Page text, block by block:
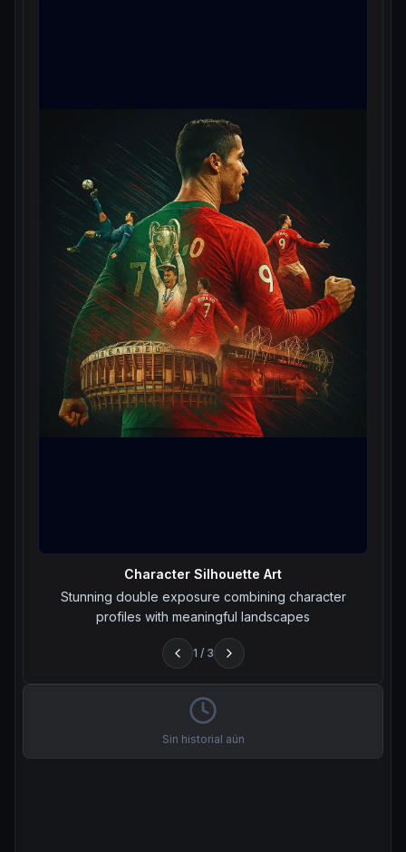
Character Silhouette Art
Stunning double exposure combining character
profiles with meaningful landscapes
1 / 3
Sin historial aún